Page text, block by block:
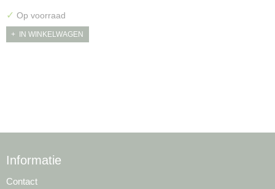
✓ Op voorraad
IN WINKELWAGEN
Informatie
Contact